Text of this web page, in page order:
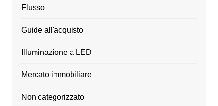
Flusso
Guide all'acquisto
Illuminazione a LED
Mercato immobiliare
Non categorizzato